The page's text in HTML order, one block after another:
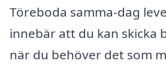
Töreboda samma-dag
innebär att du kan skicka
när du behöver det som